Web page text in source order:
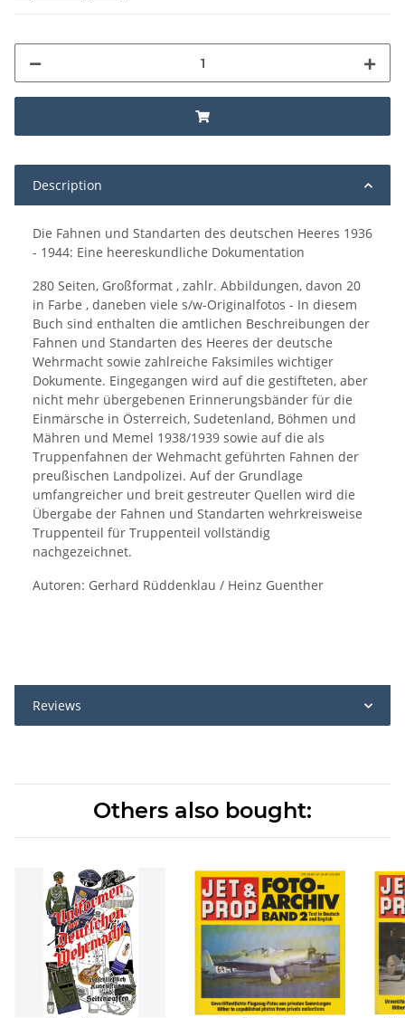
Description
Die Fahnen und Standarten des deutschen Heeres 1936
- 1944: Eine heereskundliche Dokumentation
280 Seiten, Großformat , zahlr. Abbildungen, davon 20
in Farbe , daneben viele s/w-Originalfotos - In diesem
Buch sind enthalten die amtlichen Beschreibungen der
Fahnen und Standarten des Heeres der deutsche
Wehrmacht sowie zahlreiche Faksimiles wichtiger
Dokumente. Eingegangen wird auf die gestifteten, aber
nicht mehr übergebenen Erinnerungsbänder für die
Einmärsche in Österreich, Sudetenland, Böhmen und
Mähren und Memel 1938/1939 sowie auf die als
Truppenfahnen der Wehmacht geführten Fahnen der
preußischen Landpolizei. Auf der Grundlage
umfangreicher und breit gestreuter Quellen wird die
Übergabe der Fahnen und Standarten wehrkreisweise
Truppenteil für Truppenteil vollständig
nachgezeichnet.
Autoren: Gerhard Rüddenklau / Heinz Guenther
Reviews
Others also bought: